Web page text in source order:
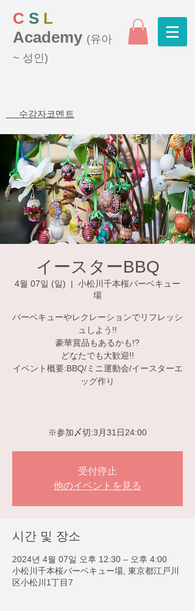
C S L
Academy (유아
~ 성인)
수강자코멘트
イースターBBQ
4월 07일 (일)
  |
小松川千本桜バーベキュー
場
バーベキューやレクレーションでリフレッシ
ュしよう!!
豪華賞品もあるかも!?
どなたでも大歓迎!!
イベント概要:BBQ/ミニ運動会/イースターエ
ッグ作り
※参加〆切:3月31日24:00
受付停止
他のイベントを見る
시간 및 장소
2024년 4월 07일 오후 12:30 – 오후 4:00
小松川千本桜バーベキュー場, 東京都江戸川
区小松川1丁目7